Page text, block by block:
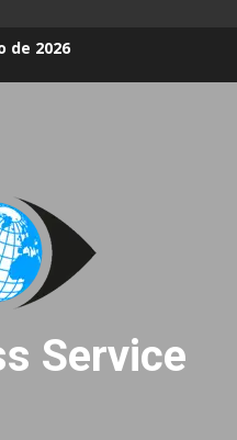
de 2026
Service